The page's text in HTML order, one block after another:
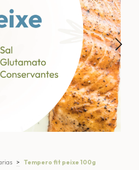
> Tempero fit peixe 100g